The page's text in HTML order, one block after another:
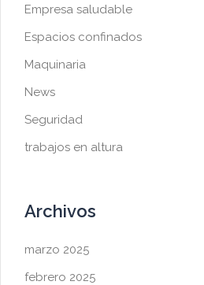
Empresa saludable
Espacios confinados
Maquinaria
News
Seguridad
trabajos en altura
Archivos
marzo 2025
febrero 2025